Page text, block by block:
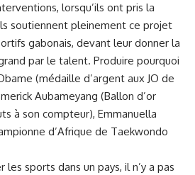
lorsqu’ils ont pris la
soutiennent pleinement ce projet
gabonais, devant leur donner la
par le talent. Produire pourquoi
(médaille d’argent aux JO de
Aubameyang (Ballon d’or
à son compteur), Emmanuella
d’Afrique de Taekwondo
les sports dans un pays, il n’y a pas